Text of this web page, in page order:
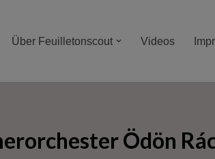
Über Feuilletonscout Videos
Ödön